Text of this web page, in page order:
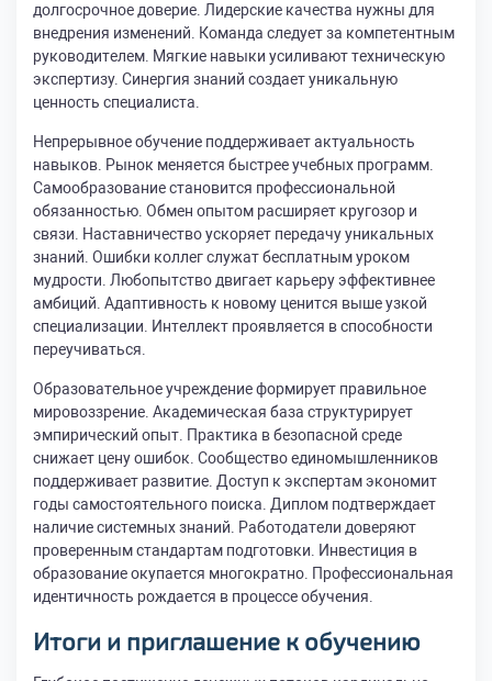
долгосрочное доверие. Лидерские качества нужны для
внедрения изменений. Команда следует за компетентным
руководителем. Мягкие навыки усиливают техническую
экспертизу. Синергия знаний создает уникальную
ценность специалиста.
Непрерывное обучение поддерживает актуальность
навыков. Рынок меняется быстрее учебных программ.
Самообразование становится профессиональной
обязанностью. Обмен опытом расширяет кругозор и
связи. Наставничество ускоряет передачу уникальных
знаний. Ошибки коллег служат бесплатным уроком
мудрости. Любопытство двигает карьеру эффективнее
амбиций. Адаптивность к новому ценится выше узкой
специализации. Интеллект проявляется в способности
переучиваться.
Образовательное учреждение формирует правильное
мировоззрение. Академическая база структурирует
эмпирический опыт. Практика в безопасной среде
снижает цену ошибок. Сообщество единомышленников
поддерживает развитие. Доступ к экспертам экономит
годы самостоятельного поиска. Диплом подтверждает
наличие системных знаний. Работодатели доверяют
проверенным стандартам подготовки. Инвестиция в
образование окупается многократно. Профессиональная
идентичность рождается в процессе обучения.
Итоги и приглашение к обучению